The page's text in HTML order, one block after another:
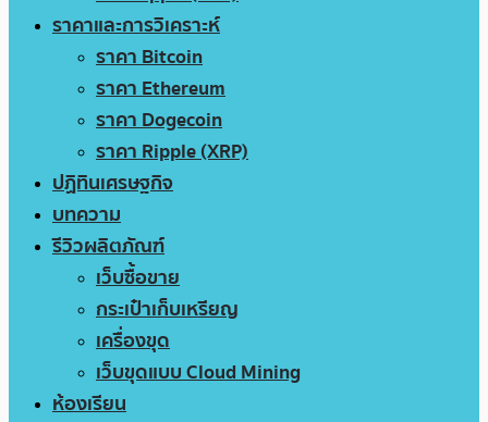
ราคาและการวิเคราะห์
ราคา Bitcoin
ราคา Ethereum
ราคา Dogecoin
ราคา Ripple (XRP)
ปฏิทินเศรษฐกิจ
บทความ
รีวิวผลิตภัณฑ์
เว็บซื้อขาย
กระเป๋าเก็บเหรียญ
เครื่องขุด
เว็บขุดแบบ Cloud Mining
ห้องเรียน